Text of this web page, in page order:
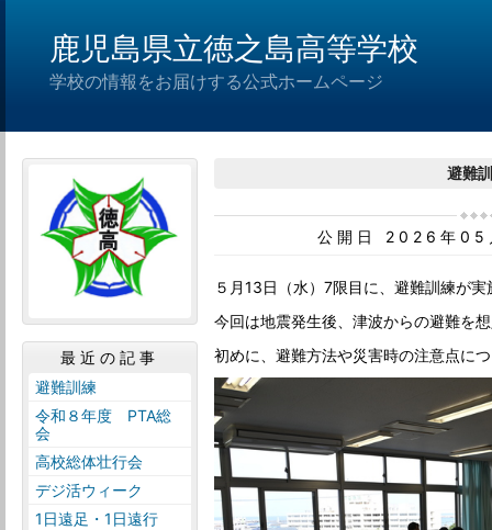
鹿児島県立徳之島高等学校
学校の情報をお届けする公式ホームページ
避難
公開日 2026年05
５月13日（水）7限目に、避難訓練が
今回は地震発生後、津波からの避難を
初めに、避難方法や災害時の注意点に
最近の記事
避難訓練
令和８年度 PTA総
会
高校総体壮行会
デジ活ウィーク
1日遠足・1日遠行